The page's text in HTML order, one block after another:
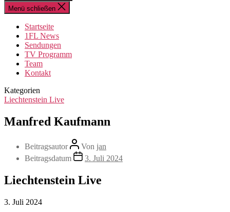
Menü schließen
Startseite
1FL News
Sendungen
TV Programm
Team
Kontakt
Kategorien
Liechtenstein Live
Manfred Kaufmann
Beitragsautor Von jan
Beitragsdatum
3. Juli 2024
Liechtenstein Live
3. Juli 2024